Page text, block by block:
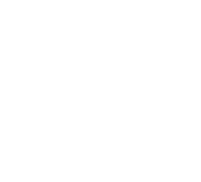
informazioni,